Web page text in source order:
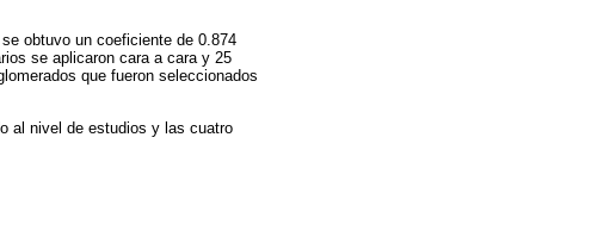
obtuvo un coeficiente de 0.874
se aplicaron cara a cara y 25
que fueron seleccionados
al nivel de estudios y las cuatro